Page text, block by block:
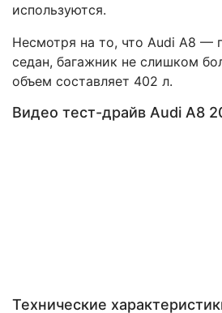
используются.
Несмотря на то, что Audi A8 —
седан, багажник не слишком
объем составляет 402 л.
Видео тест-драйв Audi A8
Технические